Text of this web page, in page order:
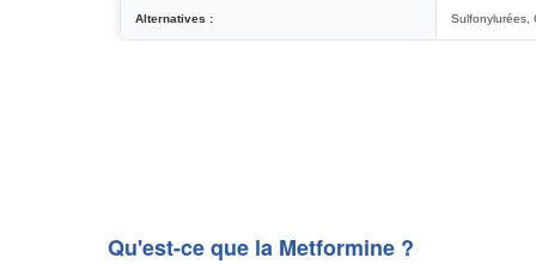
Alternatives : Sulfonylurées,
Qu'est-ce que la Metformine ?